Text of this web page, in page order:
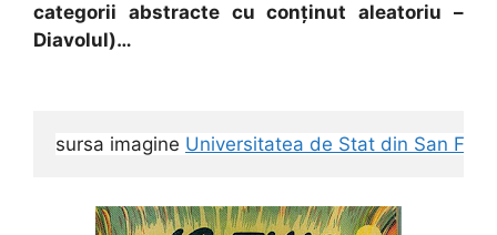
categorii abstracte cu conținut aleatoriu –
Diavolul)…
sursa imagine Universitatea de Stat din San